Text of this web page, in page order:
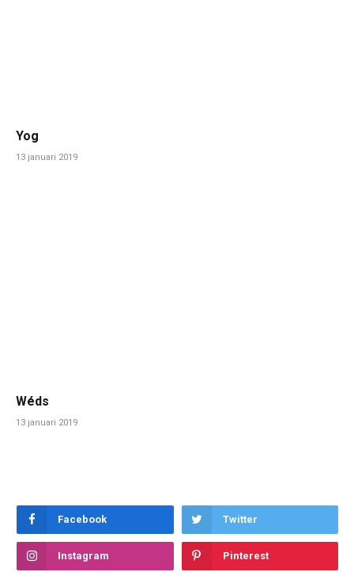
Yog
13 januari 2019
Wéds
13 januari 2019
Facebook Twitter
Instagram Pinterest